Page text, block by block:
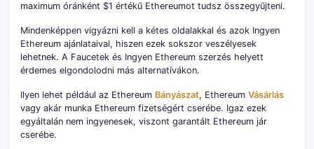
maximum óránként $1 értékű Ethereumot tudsz összegyűjteni.
Mindenképpen vigyázni kell a kétes oldalakkal és azok Ingyen
Ethereum ajánlataival, hiszen ezek sokszor veszélyesek
lehetnek. A Faucetek és Ingyen Ethereum szerzés helyett
érdemes elgondolodni más alternatívákon.
Ilyen lehet például az Ethereum Bányászat, Ethereum Vásárlás
vagy akár munka Ethereum fizetségért cserébe. Igaz ezek
egyáltalán nem ingyenesek, viszont garantált Ethereum jár
cserébe.